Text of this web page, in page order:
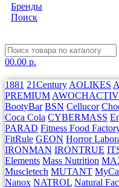
Бренды
Поиск
00.00 р.
1881 21Century AOLIKES
PREMIUM
BootyBar BSN Cellucor
Coca Cola CYBERMASS
PARAD Fitness Food
FitRule GEON Horror
IRONMAN IRONTRUE
Elements Mass Nutrition
Muscletech MUTANT
Nanox NATROL Natural